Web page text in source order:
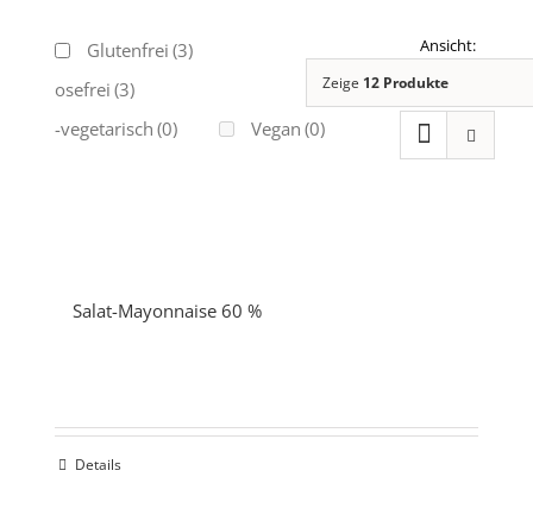
Glutenfrei (3)
Laktosefrei (3)
Ovo-vegetarisch (0) Vegan (0)
Zeige 12 Produkte
Salat-Mayonnaise 60 %
Details